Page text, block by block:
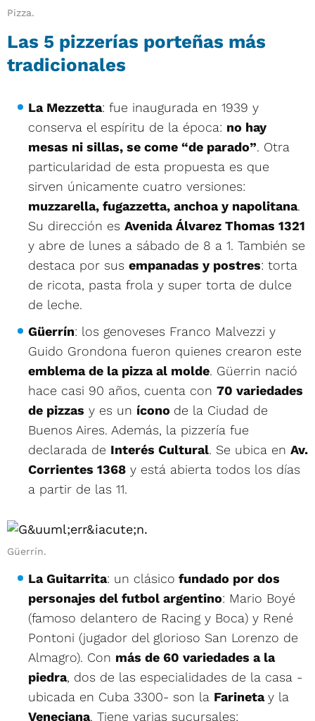
Pizza.
Las 5 pizzerías porteñas más
tradicionales
La Mezzetta: fue inaugurada en 1939 y
conserva el espíritu de la época: no hay
mesas ni sillas, se come “de parado”. Otra
particularidad de esta propuesta es que
sirven únicamente cuatro versiones:
muzzarella, fugazzetta, anchoa y napolitana.
Su dirección es Avenida Álvarez Thomas 1321
y abre de lunes a sábado de 8 a 1. También se
destaca por sus empanadas y postres: torta
de ricota, pasta frola y super torta de dulce
de leche.
Güerrín: los genoveses Franco Malvezzi y
Guido Grondona fueron quienes crearon este
emblema de la pizza al molde. Güerrin nació
hace casi 90 años, cuenta con 70 variedades
de pizzas y es un ícono de la Ciudad de
Buenos Aires. Además, la pizzería fue
declarada de Interés Cultural. Se ubica en Av.
Corrientes 1368 y está abierta todos los días
a partir de las 11.
Güerrín.
La Guitarrita: un clásico fundado por dos
personajes del futbol argentino: Mario Boyé
(famoso delantero de Racing y Boca) y René
Pontoni (jugador del glorioso San Lorenzo de
Almagro). Con más de 60 variedades a la
piedra, dos de las especialidades de la casa -
ubicada en Cuba 3300- son la Farinetay la
Veneciana. Tiene varias sucursales: